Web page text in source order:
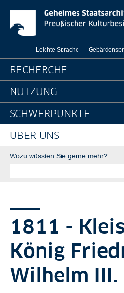
Springe direkt zu:
1811 -
Leichte Sprache
Hauptnavigation
RECHERCHE
NUTZUNG
SCHWERPUNKTE
ÜBER UNS
Suche
Wozu wüssten Sie gerne mehr?
1811 -
König
Wilhelm III.